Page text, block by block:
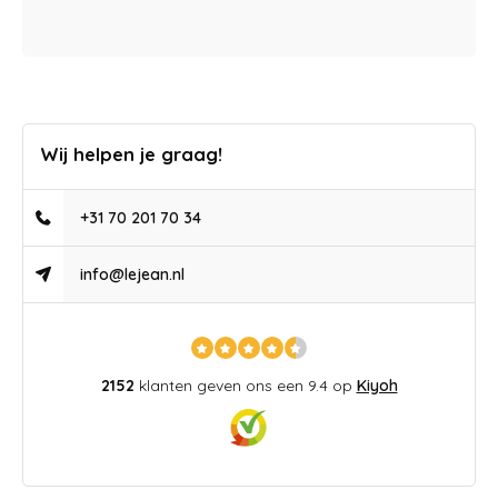
Wij helpen je graag!
+31 70 201 70 34
info@lejean.nl
2152 klanten geven ons een 9.4 op Kiyoh